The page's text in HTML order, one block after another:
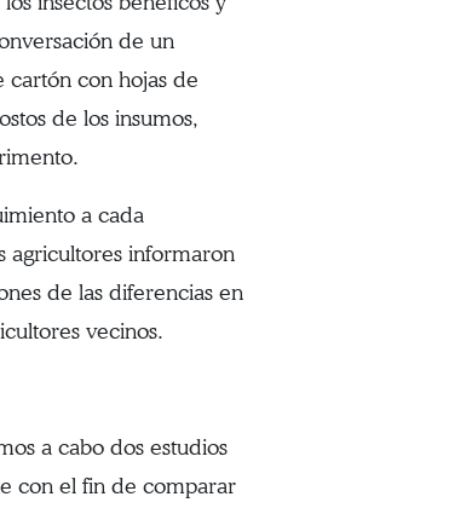
de un
cartón con hojas de
de los insumos,
a cada
agricultores informaron
de las diferencias en
vecinos.
a cabo dos estudios
con el fin de comparar